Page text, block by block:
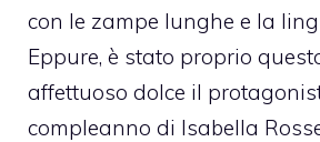
con le zampe lunghe e la
Eppure, è stato proprio
affettuoso dolce il
compleanno di Isabella